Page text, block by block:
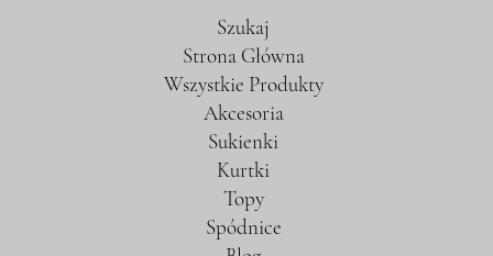
Szukaj
Strona Główna
Wszystkie Produkty
Akcesoria
Sukienki
Kurtki
Topy
Spódnice